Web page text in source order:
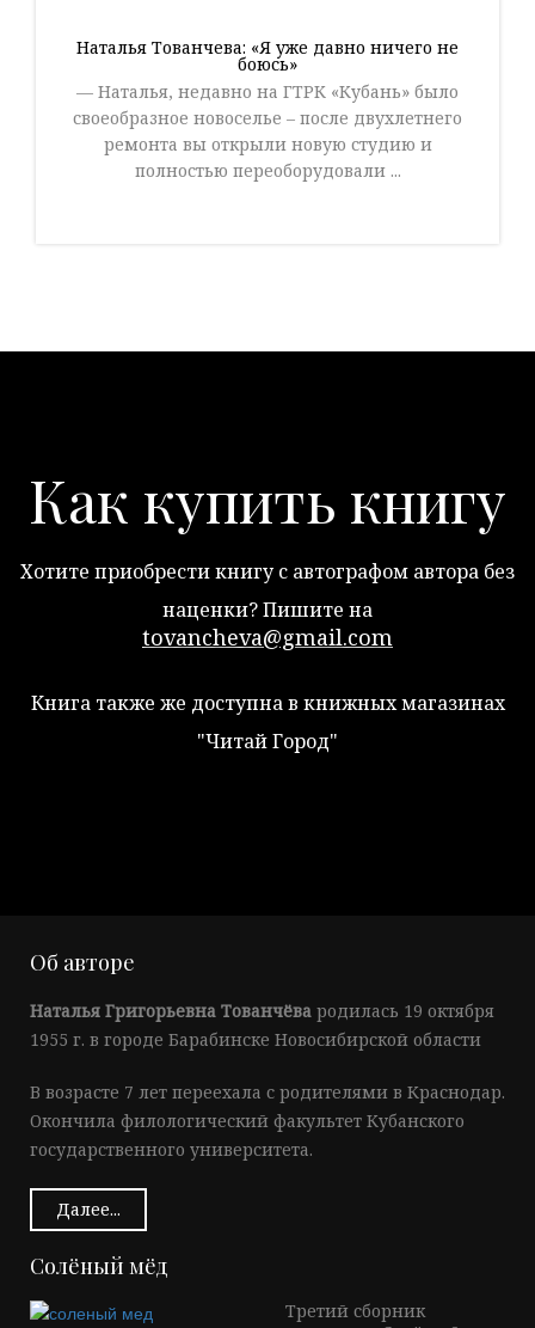
Наталья Тованчева: «Я уже давно ничего не
боюсь»
— Наталья, недавно на ГТРК «Кубань» было
своеобразное новоселье – после двухлетнего
ремонта вы открыли новую студию и
полностью переоборудовали ...
Как купить книгу
Хотите приобрести книгу с автографом автора без
наценки? Пишите на
tovancheva@gmail.com
Книга также же доступна в книжных магазинах
"Читай Город"
Об авторе
Наталья Григорьевна Тованчёва родилась 19 октября
1955 г. в городе Барабинске Новосибирской области
В возрасте 7 лет переехала с родителями в Краснодар.
Окончила филологический факультет Кубанского
государственного университета.
Далее...
Солёный мёд
Третий сборник